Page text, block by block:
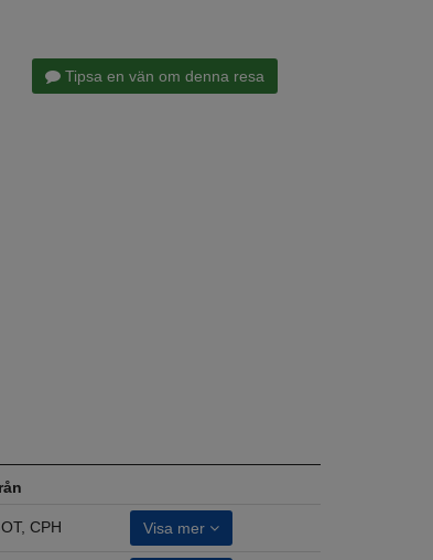
Tipsa en vän om denna resa
CPH Visa mer